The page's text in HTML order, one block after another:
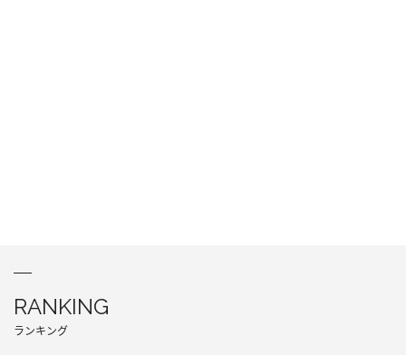
RANKING
ランキング